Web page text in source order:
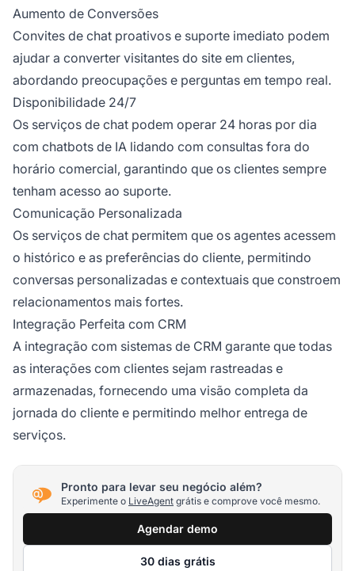
Aumento de Conversões
Convites de chat proativos e suporte imediato podem
ajudar a converter visitantes do site em clientes,
abordando preocupações e perguntas em tempo real.
Disponibilidade 24/7
Os serviços de chat podem operar 24 horas por dia
com chatbots de IA lidando com consultas fora do
horário comercial, garantindo que os clientes sempre
tenham acesso ao suporte.
Comunicação Personalizada
Os serviços de chat permitem que os agentes acessem
o histórico e as preferências do cliente, permitindo
conversas personalizadas e contextuais que constroem
relacionamentos mais fortes.
Integração Perfeita com CRM
A integração com sistemas de CRM garante que todas
as interações com clientes sejam rastreadas e
armazenadas, fornecendo uma visão completa da
jornada do cliente e permitindo melhor entrega de
serviços.
Pronto para levar seu negócio além?
Experimente o LiveAgent grátis e comprove você mesmo.
Agendar demo
30 dias grátis